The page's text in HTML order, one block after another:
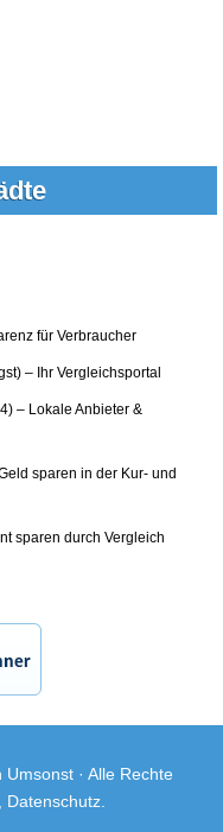
für Verbraucher
– Ihr Vergleichsportal
– Lokale Anbieter &
sparen in der Kur- und
sparen durch Vergleich
Umsonst· Alle Rechte
Datenschutz